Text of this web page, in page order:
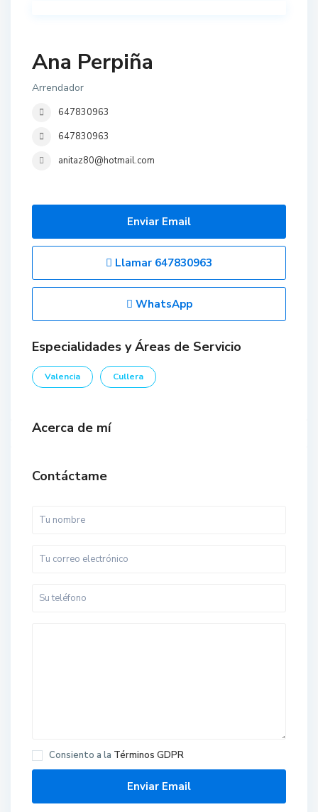
Ana Perpiña
Arrendador
647830963
647830963
anitaz80@hotmail.com
Enviar Email
Llamar 647830963
WhatsApp
Especialidades y Áreas de Servicio
Valencia Cullera
Acerca de mí
Contáctame
Consiento a la Términos GDPR